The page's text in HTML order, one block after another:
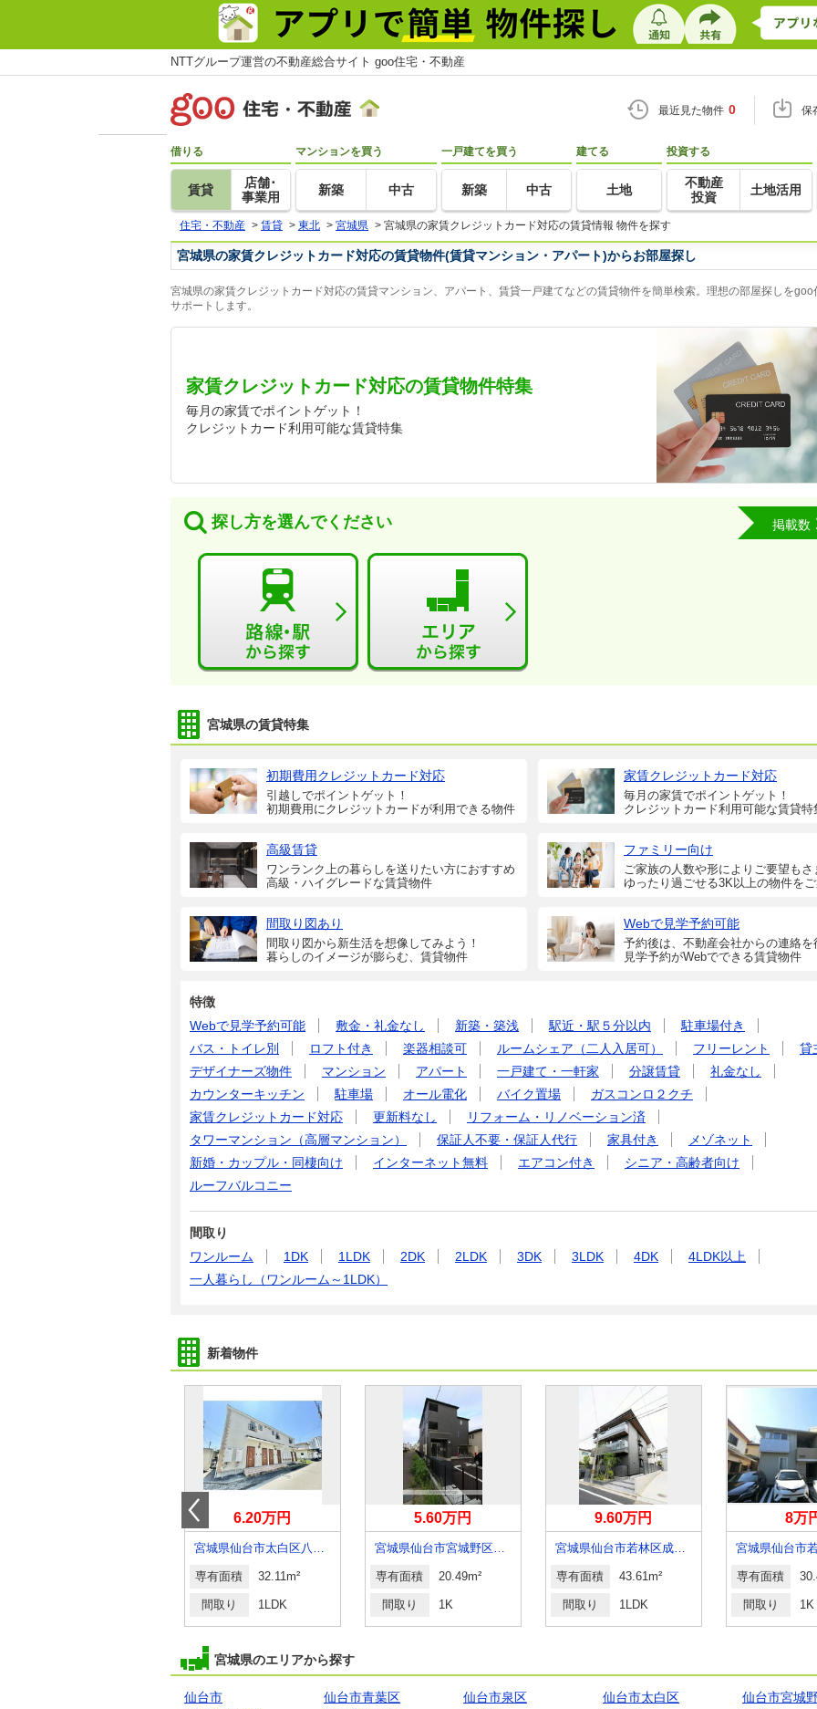
NTTグループ運営の不動産総合サイト goo住宅・不動産
最近見た物件 0 保
借りる
賃貸
店舗･
事業用
マンションを買う
新築 中古
一戸建てを買う
新築 中古
建てる
土地
投資する
不動産
投資
土地活用
住宅・不動産 > 賃貸 > 東北 > 宮城県 > 宮城県の家賃クレジットカード対応の賃貸情報 物件を探す
宮城県の家賃クレジットカード対応の賃貸物件(賃貸マンション・アパート)からお部屋探し
宮城県の家賃クレジットカード対応の賃貸マンション、アパート、賃貸一戸建てなどの賃貸物件を簡単検索。理想の部屋探しをgoo
サポートします。
家賃クレジットカード対応の賃貸物件特集
毎月の家賃でポイントゲット！
クレジットカード利用可能な賃貸特集
探し方を選んでください 掲載数
宮城県の賃貸特集
初期費用クレジットカード対応
引越しでポイントゲット！
初期費用にクレジットカードが利用できる物件
家賃クレジットカード対応
毎月の家賃でポイントゲット！
クレジットカード利用可能な賃貸特
高級賃貸
ワンランク上の暮らしを送りたい方におすすめ
高級・ハイグレードな賃貸物件
ファミリー向け
ご家族の人数や形によりご要望もさ
ゆったり過ごせる3K以上の物件をご
間取り図あり
間取り図から新生活を想像してみよう！
暮らしのイメージが膨らむ、賃貸物件
Webで見学予約可能
予約後は、不動産会社からの連絡を
見学予約がWebでできる賃貸物件
特徴
Webで見学予約可能
敷金・礼金なし 新築・築浅 駅近・駅５分以内
駐車場付き
バス・トイレ別
ロフト付き 楽器相談可 ルームシェア（二人入居可） フリーレント
貸
デザイナーズ物件
マンション アパート 一戸建て・一軒家 分譲賃貸
礼金なし
カウンターキッチン
駐車場 オール電化 バイク置場
ガスコンロ２クチ
家賃クレジットカード対応
更新料なし
リフォーム・リノベーション済
タワーマンション（高層マンション）
保証人不要・保証人代行 家具付き
メゾネット
新婚・カップル・同棲向け
インターネット無料 エアコン付き
シニア・高齢者向け
ルーフバルコニー
間取り
ワンルーム
1DK 1LDK 2DK 2LDK 3DK 3LDK 4DK
4LDK以上
一人暮らし（ワンルーム～1LDK）
新着物件
6.20万円
宮城県仙台市太白区八本松１丁目
専有面積 32.11m²
間取り 1LDK
5.60万円
宮城県仙台市宮城野区萩野町３丁目
専有面積 20.49m²
間取り 1K
9.60万円
宮城県仙台市若林区成田町
専有面積 43.61m²
間取り 1LDK
8万
専有面積
間取り 1K
宮城県のエリアから探す
仙台市 仙台市青葉区 仙台市泉区 仙台市太白区
仙台市宮城